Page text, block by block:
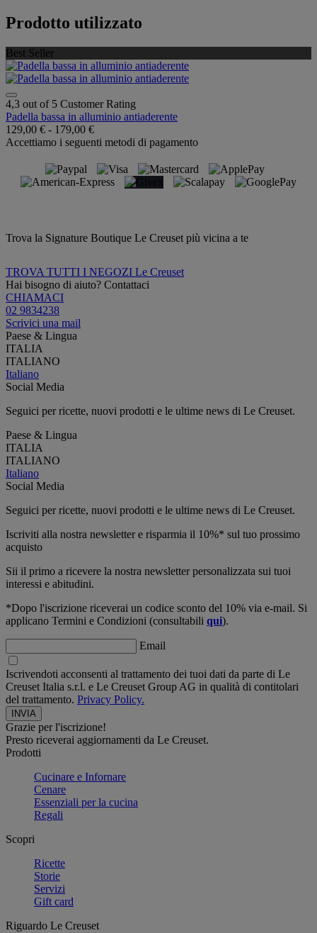
Prodotto utilizzato
Best Seller
4,3 out of 5 Customer Rating
Padella bassa in alluminio antiaderente
129,00 € - 179,00 €
Accettiamo i seguenti metodi di pagamento
Trova la Signature Boutique Le Creuset più vicina a te
TROVA TUTTI I NEGOZI Le Creuset
Hai bisogno di aiuto? Contattaci
CHIAMACI
02 9834238
Scrivici una mail
Paese & Lingua
ITALIA
ITALIANO
Italiano
Social Media
Seguici per ricette, nuovi prodotti e le ultime news di Le Creuset.
Paese & Lingua
ITALIA
ITALIANO
Italiano
Social Media
Seguici per ricette, nuovi prodotti e le ultime news di Le Creuset.
Iscriviti alla nostra newsletter e risparmia il 10%* sul tuo prossimo
acquisto
Sii il primo a ricevere la nostra newsletter personalizzata sui tuoi
interessi e abitudini.
*Dopo l'iscrizione riceverai un codice sconto del 10% via e-mail. Si
applicano Termini e Condizioni (consultabili qui).
Email
Iscrivendoti acconsenti al trattamento dei tuoi dati da parte di Le
Creuset Italia s.r.l. e Le Creuset Group AG in qualità di contitolari
del trattamento. Privacy Policy.
Grazie per l'iscrizione!
Presto riceverai aggiornamenti da Le Creuset.
Prodotti
Cucinare e Infornare
Cenare
Essenziali per la cucina
Regali
Scopri
Ricette
Storie
Servizi
Gift card
Riguardo Le Creuset